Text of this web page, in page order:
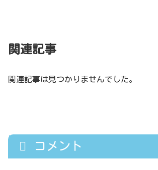
関連記事
関連記事は見つかりませんでした。
コメント